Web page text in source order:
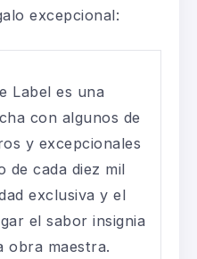
excepcional:
Label es una
con algunos de
y excepcionales
de cada diez mil
exclusiva y el
el sabor insignia
obra maestra.